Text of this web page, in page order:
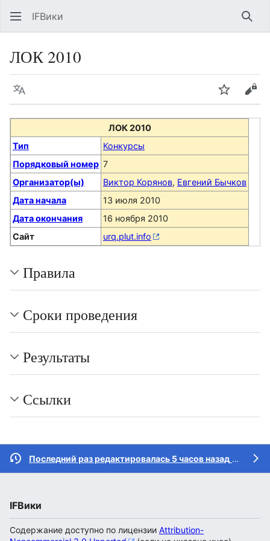
IFВики
ЛОК 2010
Язык Следить
ЛОК 2010
Тип
Конкурсы
Порядковый номер 7
Организатор(ы)
Виктор Корянов, Евгений Бычков
Дата начала
13 июля 2010
Дата окончания
16 ноября 2010
Сайт
urq.plut.info
Правила
Сроки проведения
Результаты
Ссылки
Последний раз редактировалась 5 часов назад
IFВики
Содержание доступно по лицензии Attribution-